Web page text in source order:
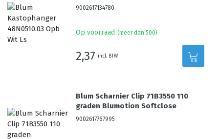
9002617134780
Op voorraad (meer dan 500)
2,37 incl. BTW
Blum Scharnier Clip 71B3550 110
graden Blumotion Softclose
9002617767995